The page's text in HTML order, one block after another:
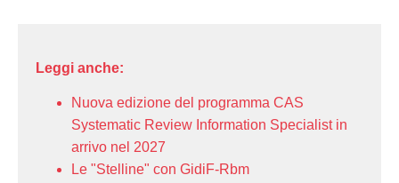
Leggi anche:
Nuova edizione del programma CAS
Systematic Review Information Specialist in
arrivo nel 2027
Le "Stelline" con GidiF-Rbm